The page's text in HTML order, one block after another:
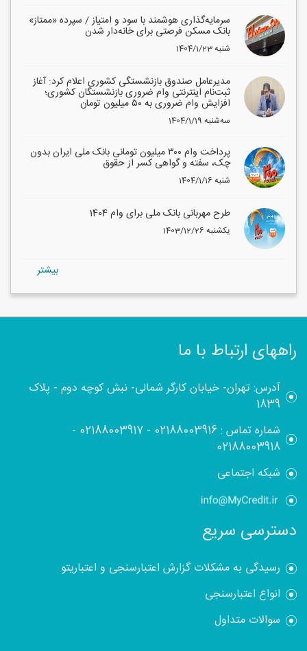
سرمایه‌گذاری هوشمند با سود و امتیاز / سپرده «ممتاز»
بانک مسکن فرصتی برای خانه‌دار شدن
1404/1/23 شنبه
مدیرعامل صندوق بازنشستگی کشوری اعلام کرد: آغاز
ثبت‌نام اینترنتی وام ضروری بازنشستگان کشوری؛
افزایش وام ضروری به ۵۰ میلیون تومان
1404/1/19 سه‌شنبه
پرداخت وام ۳۰۰ میلیون تومانی بانک ملی ایران بدون
چک، سفته و گواهی کسر از حقوق
1404/1/16 شنبه
طرح مهربانی بانک ملی برای وام 1404
1403/12/26 یکشنبه
بيشتر
راههای ارتباط با ما
آدرس: تهران- خیابان کارگر شمالی- نبش کوچه دوم - پلاک
1839
شماره تماس :02188003916
-
02188003917
-
02188003918
شبکه اجتماعی
دسترسی سریع
رسیدگی به مشکلات گزارش اعتبارسنجی و اعتباریتو
انواع اعتبارسنجی
سوالات متداول